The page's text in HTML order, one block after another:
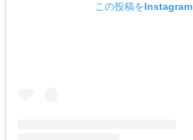
この投稿をInstagram